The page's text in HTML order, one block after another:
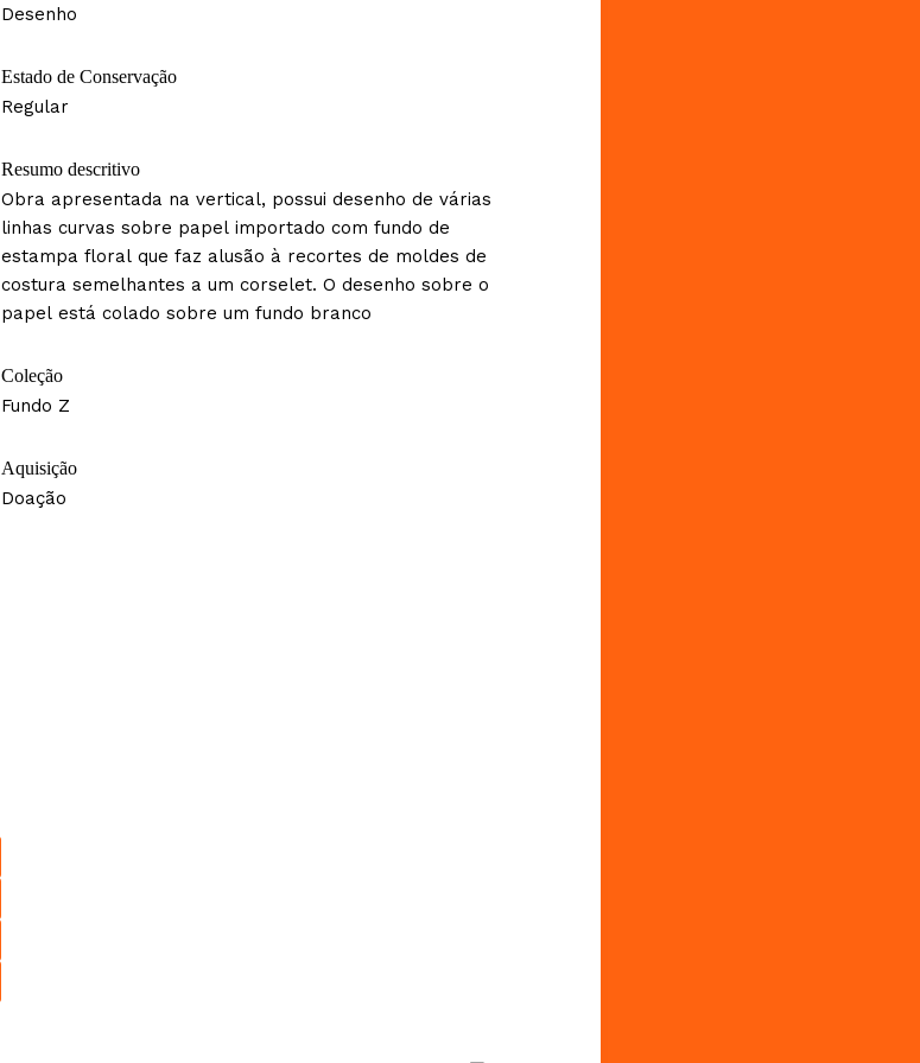
Desenho
Estado de Conservação
Regular
Resumo descritivo
Obra apresentada na vertical, possui desenho de várias
linhas curvas sobre papel importado com fundo de
estampa floral que faz alusão à recortes de moldes de
costura semelhantes a um corselet. O desenho sobre o
papel está colado sobre um fundo branco
Coleção
Fundo Z
Aquisição
Doação